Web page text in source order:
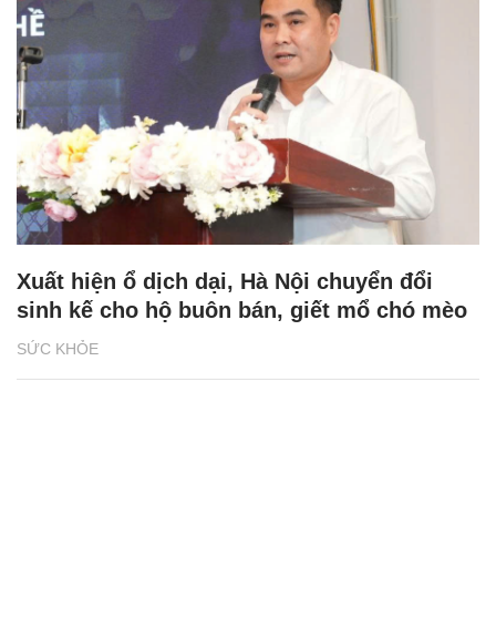
SỨC KHỎE
Xuất hiện ổ dịch dại, Hà Nội chuyển đổi
sinh kế cho hộ buôn bán, giết mổ chó mèo